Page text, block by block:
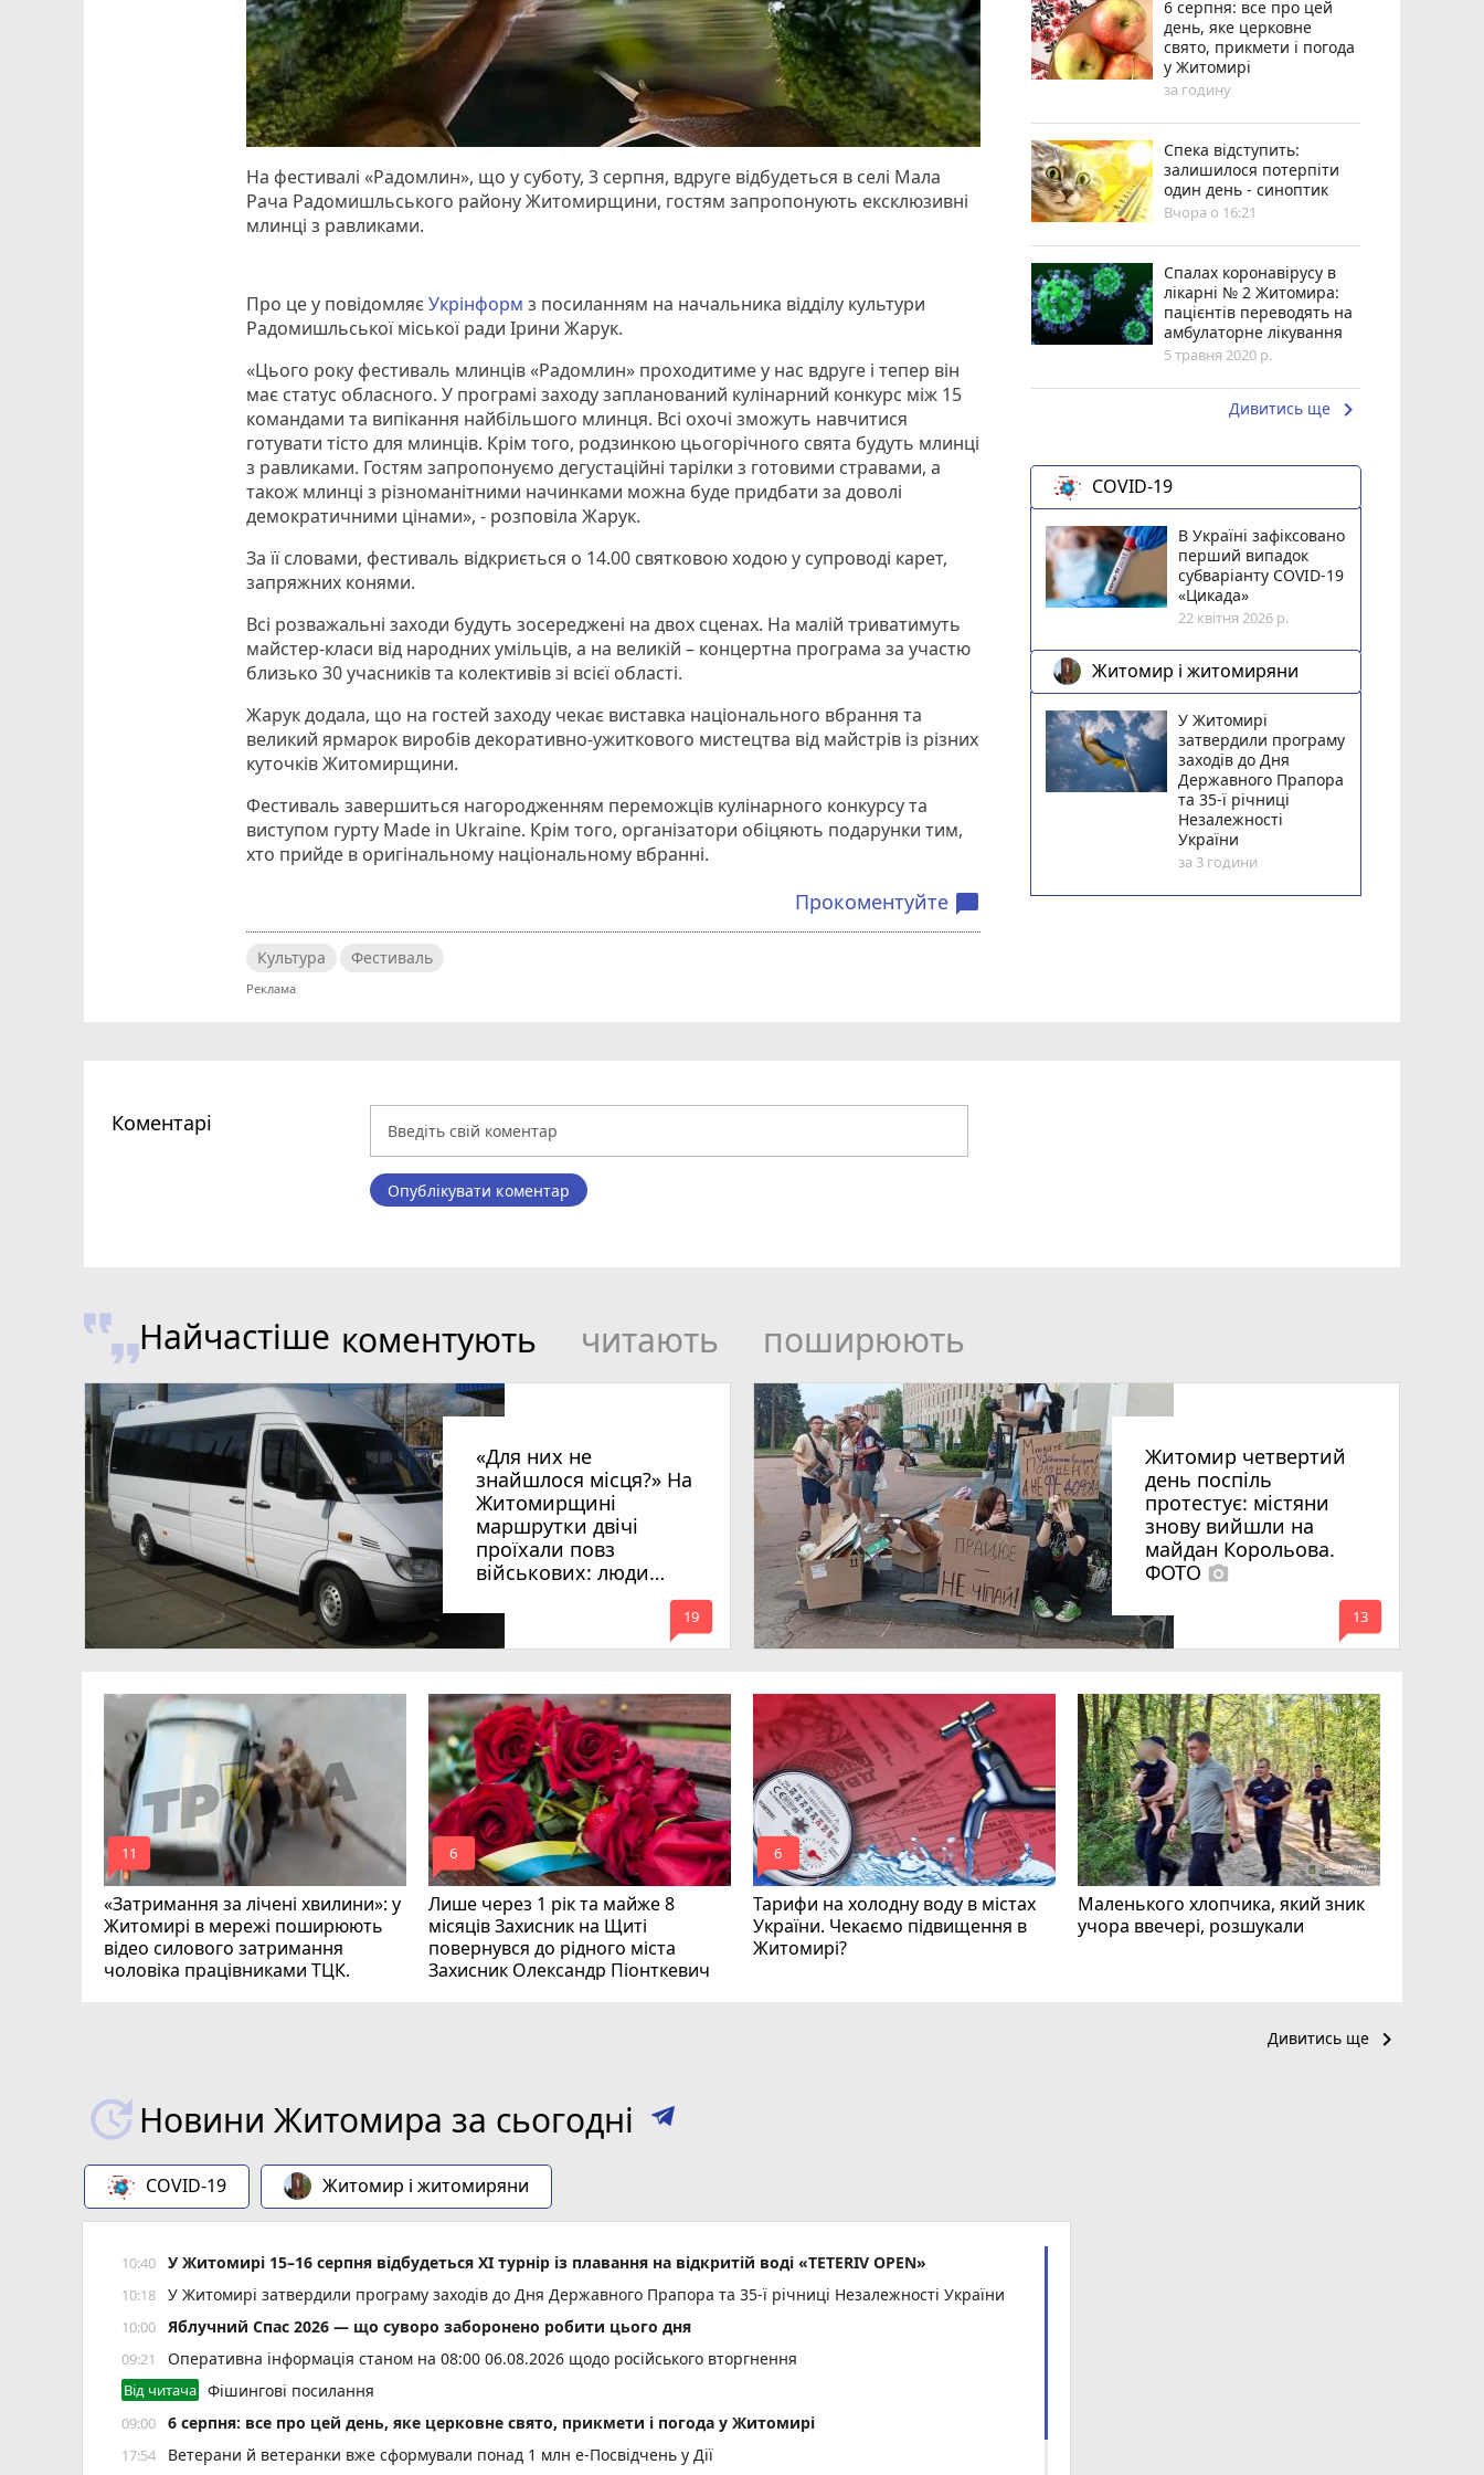
На фестивалі «Радомлин», що у суботу, 3 серпня, вдруге відбудеться в селі Мала
Рача Радомишльського району Житомирщини, гостям запропонують ексклюзивні
млинці з равликами.
Про це у повідомляєУкрінформ з посиланням на начальника відділу культури
Радомишльської міської ради Ірини Жарук.
«Цього року фестиваль млинців «Радомлин» проходитиме у нас вдруге і тепер він
має статус обласного. У програмі заходу запланований кулінарний конкурс між 15
командами та випікання найбільшого млинця. Всі охочі зможуть навчитися
готувати тісто для млинців. Крім того, родзинкою цьогорічного свята будуть млинці
з равликами. Гостям запропонуємо дегустаційні тарілки з готовими стравами, а
також млинці з різноманітними начинками можна буде придбати за доволі
демократичними цінами», - розповіла Жарук.
За її словами, фестиваль відкриється о 14.00 святковою ходою у супроводі карет,
запряжних конями.
Всі розважальні заходи будуть зосереджені на двох сценах. На малій триватимуть
майстер-класи від народних умільців, а на великій – концертна програма за участю
близько 30 учасників та колективів зі всієї області.
Жарук додала, що на гостей заходу чекає виставка національного вбрання та
великий ярмарок виробів декоративно-ужиткового мистецтва від майстрів із різних
куточків Житомирщини.
Фестиваль завершиться нагородженням переможців кулінарного конкурсу та
виступом гурту Made in Ukraine. Крім того, організатори обіцяють подарунки тим,
хто прийде в оригінальному національному вбранні.
Прокоментуйте chat_bubble
Культура Фестиваль
6 серпня: все про цей
день, яке церковне
свято, прикмети і погода
у Житомирі
за годину
Спека відступить:
залишилося потерпіти
один день - синоптик
Вчора о 16:21
Спалах коронавірусу в
лікарні № 2 Житомира:
пацієнтів переводять на
амбулаторне лікування
5 травня 2020 р.
Дивитись ще keyboard_arrow_right
COVID-19
В Україні зафіксовано
перший випадок
субваріанту COVID-19
«Цикада»
22 квітня 2026 р.
Житомир і житомиряни
У Житомирі
затвердили програму
заходів до Дня
Державного Прапора
та 35-ї річниці
Незалежності
України
за 3 години
Коментарі
Опублікувати коментар
Найчастіше коментують читають поширюють
«Для них не
знайшлося місця?» На
Житомирщині
маршрутки двічі
проїхали повз
військових: люди
вимагають покарати
винних
mode_comment
19
Житомир четвертий
день поспіль
протестує: містяни
знову вийшли на
майдан Корольова.
ФОТО photo_camera
mode_comment
13
«Затримання за лічені хвилини»: у
Житомирі в мережі поширюють
відео силового затримання
чоловіка працівниками ТЦК.
mode_comment
11
Лише через 1 рік та майже 8
місяців Захисник на Щиті
повернувся до рідного міста
Захисник Олександр Піонткевич
mode_comment
6
Тарифи на холодну воду в містах
України. Чекаємо підвищення в
Житомирі?
mode_comment
6
Маленького хлопчика, який зник
учора ввечері, розшукали
Дивитись ще keyboard_arrow_right
Новини Житомира за сьогодні
COVID-19 Житомир і житомиряни
10:40 У Житомирі 15–16 серпня відбудеться XI турнір із плавання на відкритій воді «TETERIV OPEN»
10:18 У Житомирі затвердили програму заходів до Дня Державного Прапора та 35-ї річниці Незалежності України
10:00 Яблучний Спас 2026 — що суворо заборонено робити цього дня
09:21 Оперативна інформація станом на 08:00 06.08.2026 щодо російського вторгнення
Від читача Фішингові посилання
09:00 6 серпня: все про цей день, яке церковне свято, прикмети і погода у Житомирі
17:54 Ветерани й ветеранки вже сформували понад 1 млн е-Посвідчень у Дії